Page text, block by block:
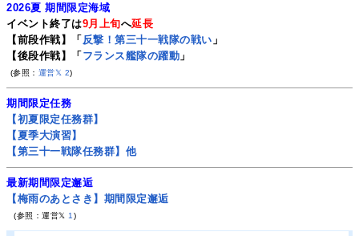
2026夏 期間限定海域
イベント終了は9月上旬へ延長
【前段作戦】「 反撃！第三十一戦隊の戦い 」
【後段作戦】「フランス艦隊の躍動 」
(参照： 運営𝕏 2)
期間限定任務
【初夏限定任務群】
【夏季大演習】
【第三十一戦隊任務群】他
最新期間限定邂逅
【梅雨のあとさき】期間限定邂逅
(参照：運営𝕏 1 )